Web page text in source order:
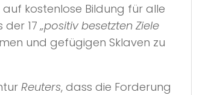
kostenlose Bildung für alle
der 17„positiv besetzten Ziele
und gefügigen Sklaven zu
Reuters, dass die Forderung